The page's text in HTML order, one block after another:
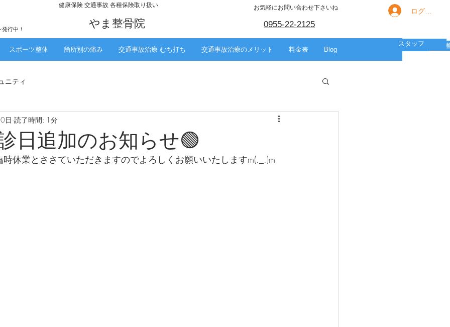
行中！
​健康保険 交通事故 各種保険取り扱い
​やま整骨院
お気軽にお問い合わせ下さいね
0955-22-2125
ログイン
スポーツ整体 箇所別の痛み 交通事故治療 むち打ち 交通事故治療のメリット 料金表 Blog
スポーツ
美容整体
箇所別の痛み
HOME
スタッフ
ニティ
日追加のお知らせ🟢
日 読了時間: 1分
休業とささていただきますのでよろしくお願いいたしますm(._.)m